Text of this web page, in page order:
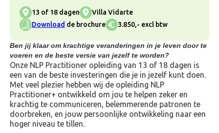
13 of 18 dagen
Villa Vidarte
Download de brochure 3.850,- excl btw
Ben jij klaar om krachtige veranderingen in je leven door te
voeren en de beste versie van jezelf te worden?
Onze NLP Practitioner opleiding van 13 of 18 dagen is
een van de beste investeringen die je in jezelf kunt doen.
Met veel plezier hebben wij de opleiding NLP
Practitioner+ ontwikkeld om jou te helpen zeker en
krachtig te communiceren, belemmerende patronen te
doorbreken, en jouw persoonlijke ontwikkeling naar een
hoger niveau te tillen.